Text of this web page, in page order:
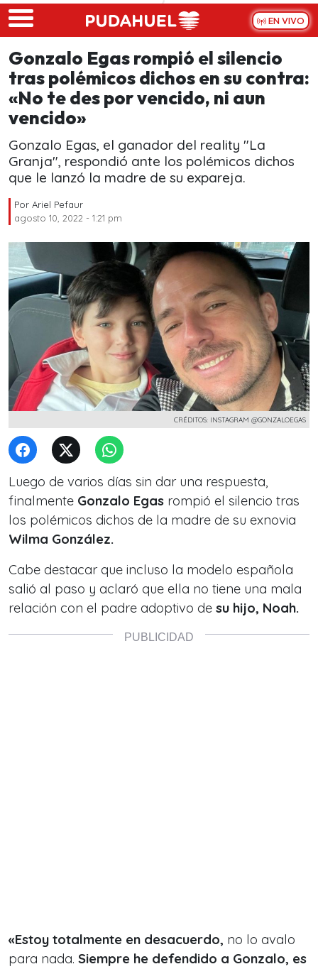
Skip to main content
EN VIVO
Gonzalo Egas rompió el silencio
tras polémicos dichos en su contra:
«No te des por vencido, ni aun
vencido»
Gonzalo Egas, el ganador del reality "La
Granja", respondió ante los polémicos dichos
que le lanzó la madre de su expareja.
Por Ariel Pefaur
agosto 10, 2022 - 1:21 pm
CRÉDITOS: INSTAGRAM @GONZALOEGAS
Luego de varios días sin dar una respuesta,
finalmente Gonzalo Egas rompió el silencio tras
los polémicos dichos de la madre de su exnovia
Wilma González.
Cabe destacar que incluso la modelo española
salió al paso y aclaró que ella no tiene una mala
relación con el padre adoptivo de su hijo, Noah.
«Estoy totalmente en desacuerdo, no lo avalo
para nada. Siempre he defendido a Gonzalo, es